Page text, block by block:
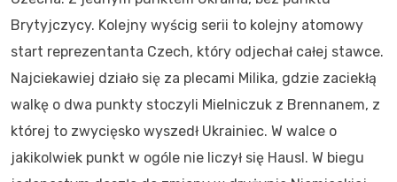
Brytyjczycy. Kolejny wyścig serii to kolejny atomowy
start reprezentanta Czech, który odjechał całej stawce.
Najciekawiej działo się za plecami Milika, gdzie zaciekłą
walkę o dwa punkty stoczyli Mielniczuk z Brennanem, z
której to zwycięsko wyszedł Ukrainiec. W walce o
jakikolwiek punkt w ogóle nie liczył się Hausl. W biegu